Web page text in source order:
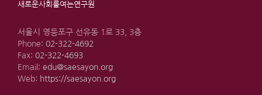
새로운사회를여는연구원
서울시 영등포구 선유동 1로 33, 3층
Phone: 02-322-4692
Fax: 02-322-4693
Email: edu@saesayon.org
Web: https://saesayon.org